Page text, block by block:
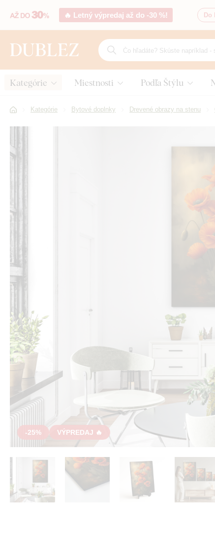
🔥 Letný výpredaj až do -30 %! Do
Kategórie Miestnosti Podľa Štýlu
Kategórie Bytové doplnky Drevené obrazy na stenu
-25% VÝPREDAJ 🔥